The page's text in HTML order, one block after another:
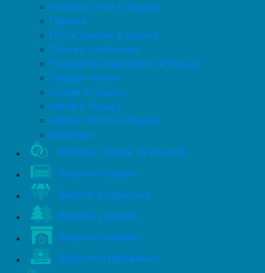
Натяжні стелі в Луцьку
Підлога
Пісок, щебінь в Луцьку
Плитка, сантехніка
Покрівельні матеріали в Луцьку
Сендвіч-панелі
Сходи в Луцьку
Цегла в Луцьку
Цемент бетон в Луцьку
Шпалери
Весільні товари та послуги
Вироби з бумаги
Вироби з бурштину
Вироби з дерева
Вироби з каменю
Відеоспостереження